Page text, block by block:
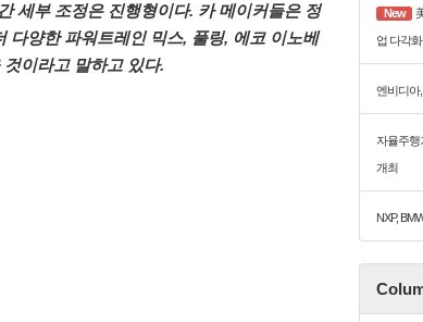
세부 조정은 진행형이다. 카 메이커들은 정
다양한 파워트레인 믹스, 풀링, 에코 이노베
이라고 말하고 있다.
New
업 다각화
엔비디아,
자율주행
개최
NXP,